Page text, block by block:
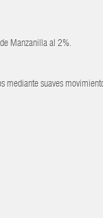
Manzanilla al 2%.
suaves